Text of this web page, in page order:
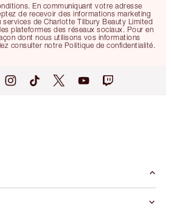
En communiquant votre adresse
de recevoir des informations marketing
de Charlotte Tilbury Beauty Limited
plateformes des réseaux sociaux. Pour en
dont nous utilisons vos informations
consulter notre Politique de confidentialité.